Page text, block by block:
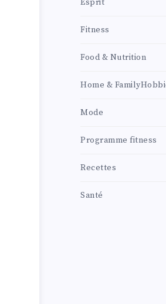
Esprit
Fitness
Food & Nutrition
Home &
Mode
Programme fitness
Recettes
Santé